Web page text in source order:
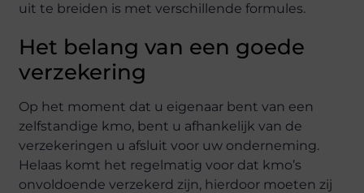
uit te breiden is met verschillende formules.
Het belang van een goede
verzekering
Op het moment dat u eigenaar bent van een
zelfstandige kmo, bent u afhankelijk van de
verzekeringen u afsluit voor uw onderneming.
Helaas komt het regelmatig voor dat kmo’s
onvoldoende verzekerd zijn, hierdoor moeten zij